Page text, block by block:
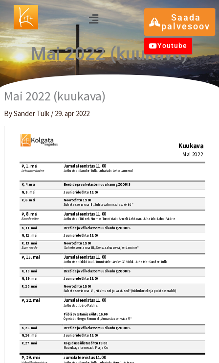
content
Menu
Youtube
Saada
palvesoov
Mai 2022 (kuukava)
Mai 2022 (kuukava)
BySander Tulk / 29. apr 2022